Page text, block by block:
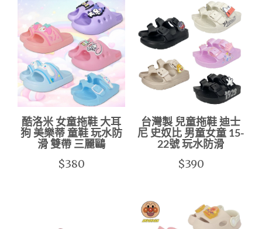
酷洛米 女童拖鞋 大耳
狗 美樂蒂 童鞋 玩水防
滑 雙帶 三麗鷗
$380
台灣製 兒童拖鞋 迪士
尼 史奴比 男童女童 15-
22號 玩水防滑
$390